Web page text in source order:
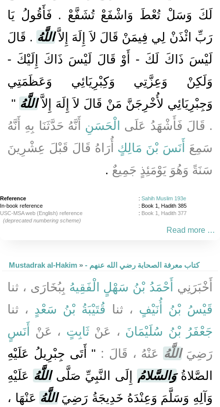
لَكَ وَسَلْ تُعْطَ وَاشْفَعْ تُشَفَّعْ ‏.‏ فَأَقُولُ يَا
رَبِّ ائْذَنْ لِي فِيمَنْ قَالَ لاَ إِلَهَ إِلاَّاللَّهُ ‏.‏ قَالَ
لَيْسَ ذَاكَ لَكَ - أَوْ قَالَ لَيْسَ ذَاكَ إِلَيْكَ -
وَلَكِنْ وَعِزَّتِي وَكِبْرِيَائِي وَعَظَمَتِي
وَجِبْرِيَائِي لأُخْرِجَنَّ مَنْ قَالَ لاَ إِلَهَ إِلاَّاللَّهُ ‏"
‏.‏ قَالَ فَأَشْهَدُ عَلَى الْحَسَنِ أَنَّهُ حَدَّثَنَا بِهِ أَنَّهُ
سَمِعَ أَنَسَ بْنَ مَالِكٍ أُرَاهُ قَالَ قَبْلَ عِشْرِينَ
سَنَةً وَهُوَ يَوْمَئِذٍ جَمِيعٌ ‏.‏
Reference : Sahih Muslim 193e
In-book reference
: Book 1, Hadith 385
USC-MSA web (English) reference
: Book 1, Hadith 377
(deprecated numbering scheme)
Read more …
Mustadrak al-Hakim » - كتاب معرفة الصحابة رضي الله عنهم
أَخْبَرَنِي أَحْمَدُ بْنُ سَهْلٍ الْفَقِيهُ بِبُخَارَى ، ثنا
قَيْسُ بْنُ أُنَيْفٍ ، ثنا قُتَيْبَةُ بْنُ سَعْدٍ
، ثنا
جَعْفَرُ بْنُ سُلَيْمَانَ ، عَنْثَابِتٍ ، عَنْ أَنَسٍ
رَضِيَاللَّهُ عَنْهُ ، قَالَ : " أَتَى جِبْرِيلُ عَلَيْهِ
الصَّلاةُوَالسَّلامُ إِلَى النَّبِيِّ صَلَّىاللَّهُ عَلَيْهِ
وَآلِهِ وَسَلَّمَ وَعِنْدَهُ خَدِيجَةُ رَضِيَاللَّهُ عَنْهَا ،